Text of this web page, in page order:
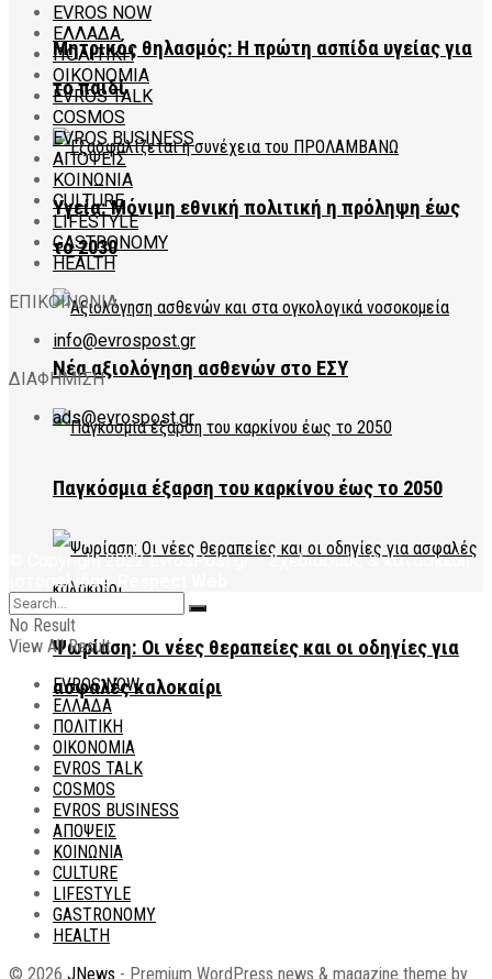
Μητρικός θηλασμός: Η πρώτη ασπίδα υγείας για
το παιδί
Υγεία: Μόνιμη εθνική πολιτική η πρόληψη έως
το 2030
Νέα αξιολόγηση ασθενών στο ΕΣΥ
Παγκόσμια έξαρση του καρκίνου έως το 2050
Ψωρίαση: Οι νέες θεραπείες και οι οδηγίες για
ασφαλές καλοκαίρι
EVROS NOW
ΕΛΛΑΔΑ
ΠΟΛΙΤΙΚΗ
ΟΙΚΟΝΟΜΙΑ
EVROS TALK
COSMOS
EVROS BUSINESS
ΑΠΟΨΕΙΣ
ΚΟΙΝΩΝΙΑ
CULTURE
LIFESTYLE
GASTRONOMY
HEALTH
ΕΠΙΚΟΙΝΩΝΙΑ
info@evrospost.gr
ΔΙΑΦΗΜΙΣΗ
ads@evrospost.gr
© Copyright 2022 EvrosPost.gr – Σχεδιασμός & κατασκεύη
ιστοσελίδας: Respect Web
No Result
View All Result
EVROS NOW
ΕΛΛΑΔΑ
ΠΟΛΙΤΙΚΗ
ΟΙΚΟΝΟΜΙΑ
EVROS TALK
COSMOS
EVROS BUSINESS
ΑΠΟΨΕΙΣ
ΚΟΙΝΩΝΙΑ
CULTURE
LIFESTYLE
GASTRONOMY
HEALTH
© 2026 JNews - Premium WordPress news & magazine theme by